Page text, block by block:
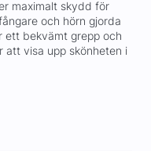
maximalt skydd för
och hörn gjorda
ett bekvämt grepp och
att visa upp skönheten i